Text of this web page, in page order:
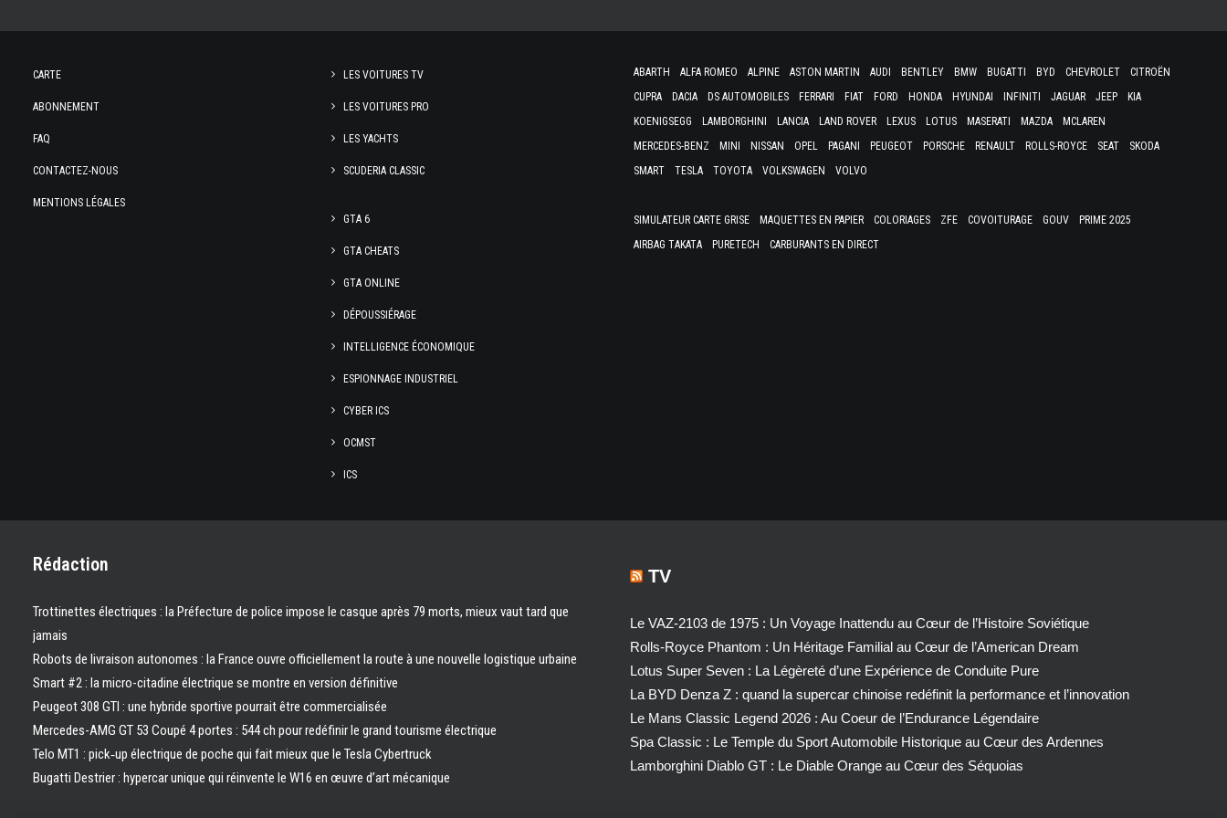
CARTE
ABONNEMENT
FAQ
CONTACTEZ-NOUS
MENTIONS LÉGALES
LES VOITURES TV
LES VOITURES PRO
LES YACHTS
SCUDERIA CLASSIC
GTA 6
GTA CHEATS
GTA ONLINE
DÉPOUSSIÉRAGE
INTELLIGENCE ÉCONOMIQUE
ESPIONNAGE INDUSTRIEL
CYBER ICS
OCMST
ICS
ABARTH ALFA ROMEO ALPINE ASTON MARTIN AUDI BENTLEY BMW BUGATTI BYD CHEVROLET
CITROËN
CUPRA
DACIA DS AUTOMOBILES FERRARI FIAT FORD HONDA HYUNDAI INFINITI JAGUAR JEEP
KIA
KOENIGSEGG
LAMBORGHINI LANCIA LAND ROVER LEXUS LOTUS MASERATI MAZDA
MCLAREN
MERCEDES-BENZ
MINI NISSAN OPEL PAGANI PEUGEOT PORSCHE RENAULT ROLLS-ROYCE SEAT
SKODA
SMART
TESLA TOYOTA VOLKSWAGEN VOLVO
SIMULATEUR CARTE GRISE MAQUETTES EN PAPIER COLORIAGES ZFE COVOITURAGE GOUV
PRIME 2025
AIRBAG TAKATA
PURETECH CARBURANTS EN DIRECT
Rédaction
Trottinettes électriques : la Préfecture de police impose le casque après 79 morts, mieux vaut tard que
jamais
Robots de livraison autonomes : la France ouvre officiellement la route à une nouvelle logistique urbaine
Smart #2 : la micro-citadine électrique se montre en version définitive
Peugeot 308 GTI : une hybride sportive pourrait être commercialisée
Mercedes-AMG GT 53 Coupé 4 portes : 544 ch pour redéfinir le grand tourisme électrique
Telo MT1 : pick‑up électrique de poche qui fait mieux que le Tesla Cybertruck
Bugatti Destrier : hypercar unique qui réinvente le W16 en œuvre d’art mécanique
TV
Le VAZ-2103 de 1975 : Un Voyage Inattendu au Cœur de l’Histoire Soviétique
Rolls-Royce Phantom : Un Héritage Familial au Cœur de l’American Dream
Lotus Super Seven : La Légèreté d’une Expérience de Conduite Pure
La BYD Denza Z : quand la supercar chinoise redéfinit la performance et l’innovation
Le Mans Classic Legend 2026 : Au Coeur de l’Endurance Légendaire
Spa Classic : Le Temple du Sport Automobile Historique au Cœur des Ardennes
Lamborghini Diablo GT : Le Diable Orange au Cœur des Séquoias